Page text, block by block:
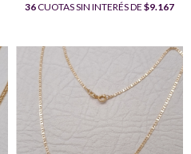
36CUOTAS SIN INTERÉS DE $9.167